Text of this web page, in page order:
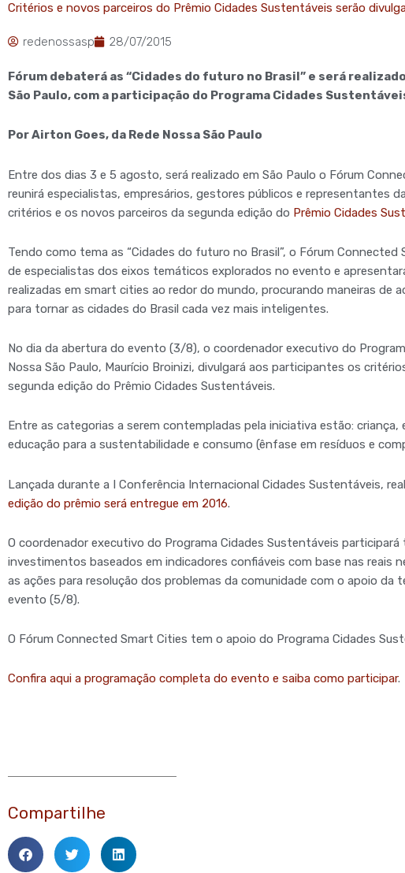
Critérios e novos parceiros do Prêmio Cidades Sustentáveis serão
redenossasp 28/07/2015
Fórum debaterá as “Cidades do futuro no Brasil” e será
São Paulo, com a participação do Programa Cidades
Por Airton Goes, da Rede Nossa São Paulo
Entre dos dias 3 e 5 agosto, será realizado em São Paulo o Fórum
reunirá especialistas, empresários, gestores públicos e representantes
critérios e os novos parceiros da segunda edição do Prêmio Cidades
Tendo como tema as “Cidades do futuro no Brasil”, o Fórum
de especialistas dos eixos temáticos explorados no evento e
realizadas em smart cities ao redor do mundo, procurando maneiras de
para tornar as cidades do Brasil cada vez mais inteligentes.
No dia da abertura do evento (3/8), o coordenador executivo do
Nossa São Paulo, Maurício Broinizi, divulgará aos participantes os
segunda edição do Prêmio Cidades Sustentáveis.
Entre as categorias a serem contempladas pela iniciativa estão:
educação para a sustentabilidade e consumo (ênfase em resíduos e
Lançada durante a I Conferência Internacional Cidades Sustentáveis,
edição do prêmio será entregue em 2016.
O coordenador executivo do Programa Cidades Sustentáveis participará
investimentos baseados em indicadores confiáveis com base nas reais
as ações para resolução dos problemas da comunidade com o apoio da
evento (5/8).
O Fórum Connected Smart Cities tem o apoio do Programa Cidades
Confira aqui a programação completa do evento e saiba como participar.
Compartilhe